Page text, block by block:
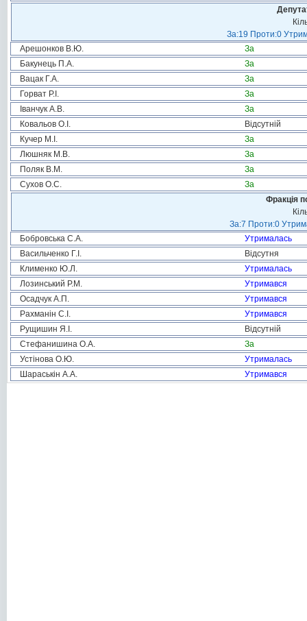
За:19 Проти:0
Арешонков В.Ю.
За
Бакунець П.А.
За
Вацак Г.А.
За
Горват Р.І.
За
Іванчук А.В.
За
Ковальов О.І.
Відсутній
Кучер М.І.
За
Люшняк М.В.
За
Поляк В.М.
За
Сухов О.С.
За
Фракція
За:7 Проти:0
Бобровська С.А.
Утрималась
Васильченко Г.І.
Відсутня
Клименко Ю.Л.
Утрималась
Лозинський Р.М.
Утримався
Осадчук А.П.
Утримався
Рахманін С.І.
Утримався
Рущишин Я.І.
Відсутній
Стефанишина О.А.
За
Устінова О.Ю.
Утрималась
Шараськін А.А.
Утримався